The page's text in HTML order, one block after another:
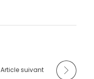
Article suivant